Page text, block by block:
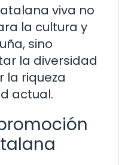
viva no
la cultura y
sino
la diversidad
la riqueza
actual.